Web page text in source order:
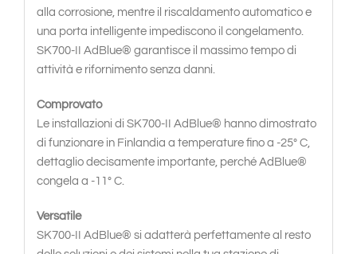
alla corrosione, mentre il riscaldamento automatico e
una porta intelligente impediscono il congelamento.
SK700-II AdBlue® garantisce il massimo tempo di
attività e rifornimento senza danni.
Comprovato
Le installazioni di SK700-II AdBlue® hanno dimostrato
di funzionare in Finlandia a temperature fino a -25° C,
dettaglio decisamente importante, perché AdBlue®
congela a -11° C.
Versatile
SK700-II AdBlue® si adatterà perfettamente al resto